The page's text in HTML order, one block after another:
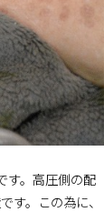
す。高圧側の配
す。この為に、